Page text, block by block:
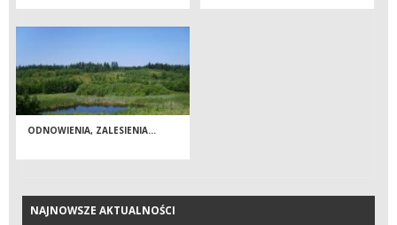
GOSPODARCZYCH,
ODNOWIENIA, ZALESIENIA...
NAJNOWSZE AKTUALNOŚCI
NAJNOWSZE AKTUALNOŚCI